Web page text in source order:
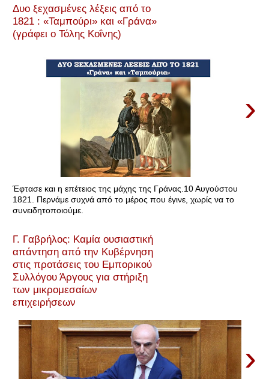
Δυο ξεχασμένες λέξεις από το
1821 : «Ταμπούρι» και «Γράνα»
(γράφει ο Τόλης Κοΐνης)
›
Έφτασε και η επέτειος της μάχης της Γράνας.10 Αυγούστου
1821. Περνάμε συχνά από το μέρος που έγινε, χωρίς να το
συνειδητοποιούμε.
Γ. Γαβρήλος: Καμία ουσιαστική
απάντηση από την Κυβέρνηση
στις προτάσεις του Εμπορικού
Συλλόγου Άργους για στήριξη
των μικρομεσαίων
επιχειρήσεων
›